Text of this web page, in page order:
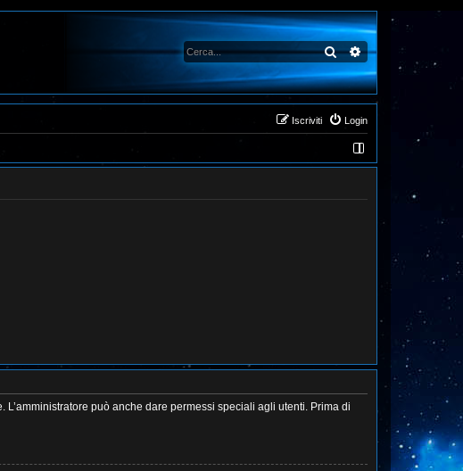
CercaRicerca avanzata
Login
Iscriviti
può anche dare permessi speciali agli utenti. Prima di